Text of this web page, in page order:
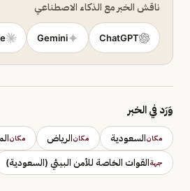
ناقش الخبر مع الذكاء الاصطناعي
ChatGPT
Gemini
وَرَد في الخبر
مكانالسعودية مكانالرياض مكان
جهةالقوات الخاصة للأمن البيئي (السعودية)